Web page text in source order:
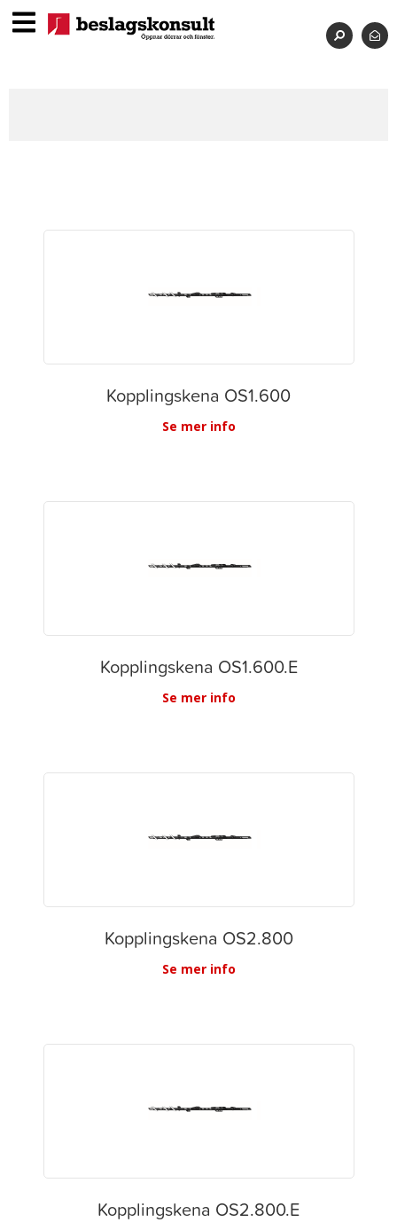
Kopplingskena OS1.600
Se mer info
Kopplingskena OS1.600.E
Se mer info
Kopplingskena OS2.800
Se mer info
Kopplingskena OS2.800.E